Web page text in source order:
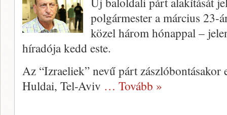
polgármester a március 23-
közel három hónappal –
híradója kedd este.
Az “Izraeliek” nevű párt zászlóbontásakor
Huldai, Tel-Aviv … Tovább »